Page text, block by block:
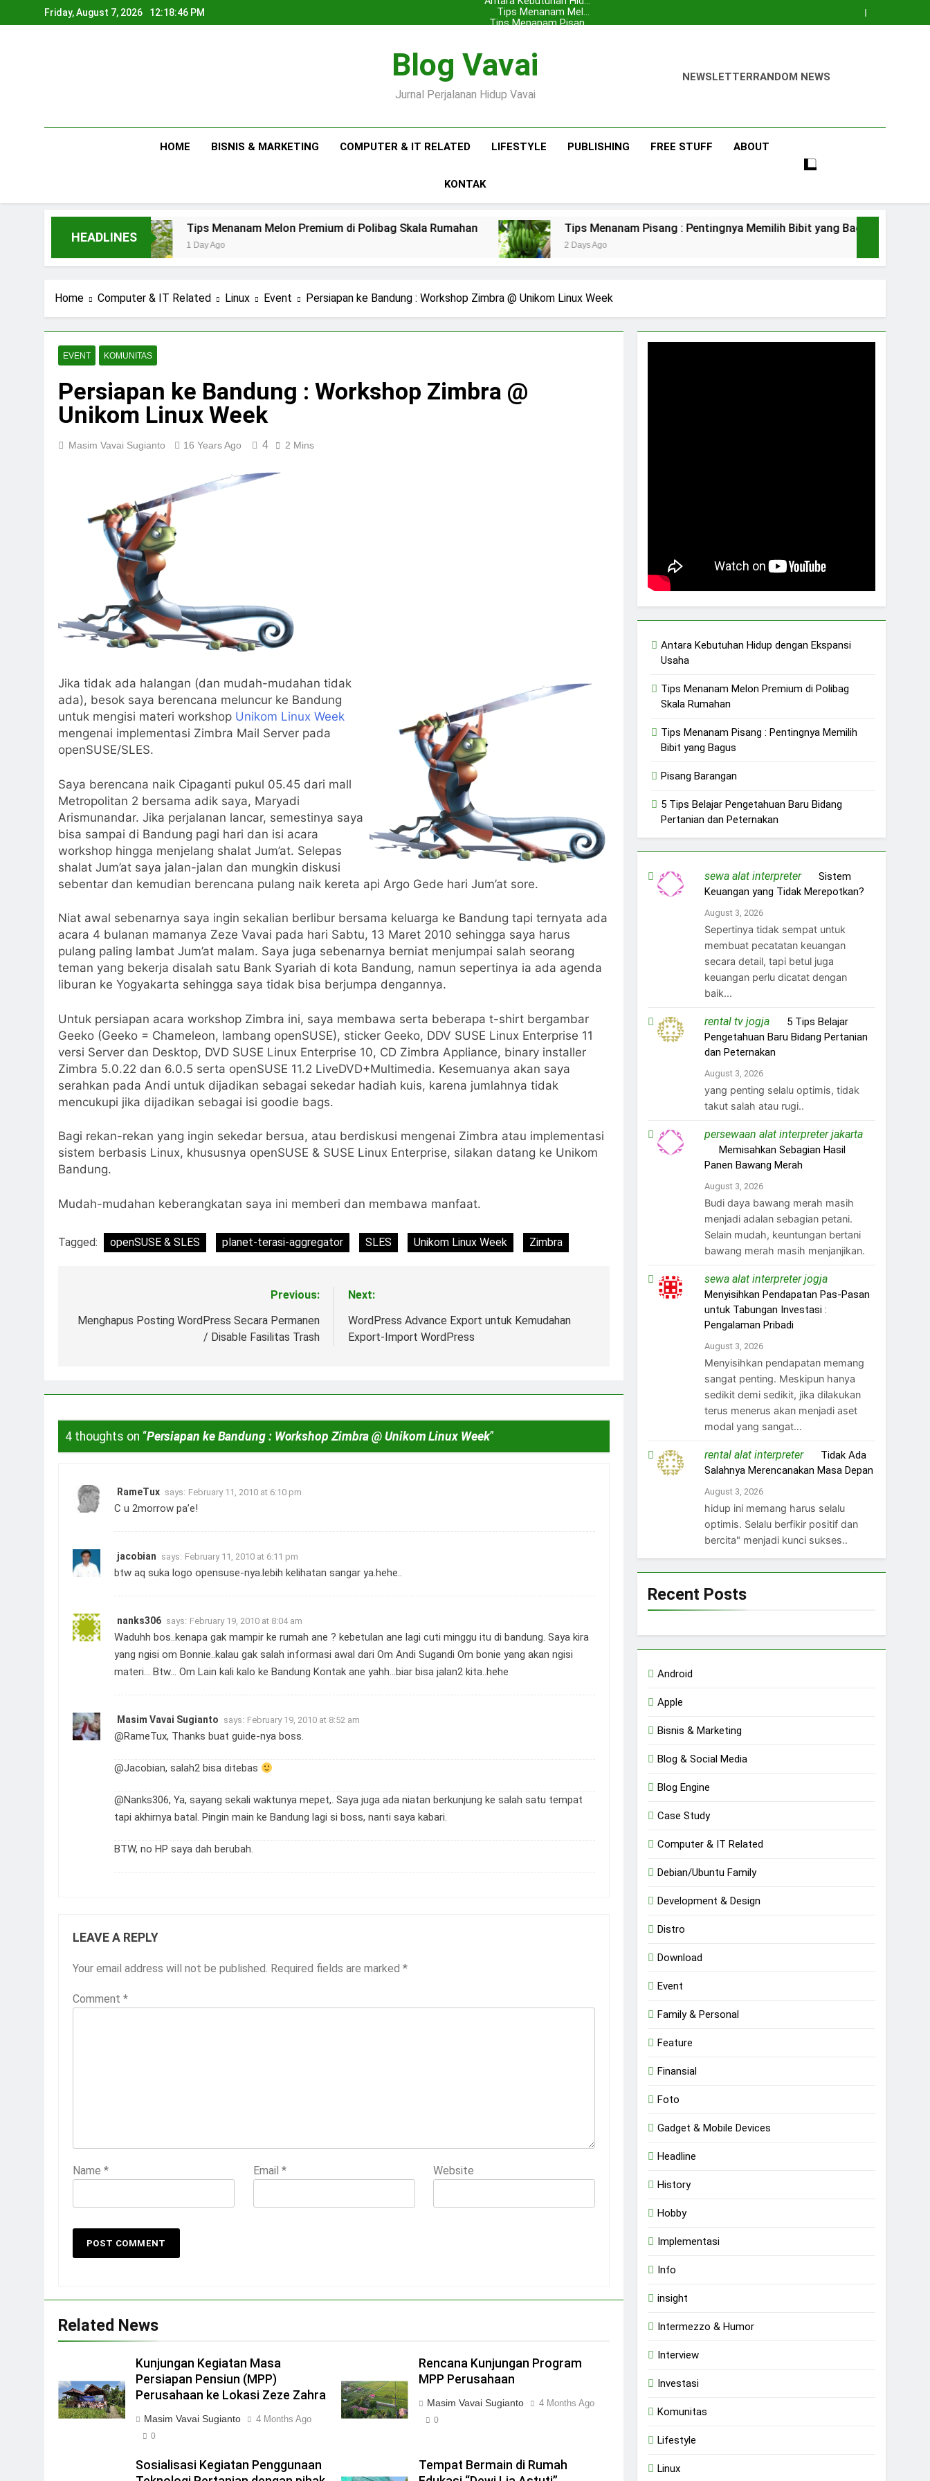
to
Friday, August 7, 2026 12:18:47 PM
dengan Ekspansi Usaha
Tips Menanam Melon
Premium di Polibag Skala
Tips Menanam Pisang :
dengan Ekspansi Usaha
Tips Menanam Melon
Premium di Polibag Skala
Tips Menanam Pisang :
Pentingnya Memilih Bibit
Pisang Barangan
Blog Vavai
Jurnal Perjalanan Hidup Vavai
NEWSLETTERRANDOM NEWS
HOME BISNIS & MARKETING COMPUTER & IT RELATED LIFESTYLE PUBLISHING FREE STUFF ABOUT
KONTAK
HEADLINES
Tips Menanam Melon Premium di Polibag Skala Rumahan
1 Day Ago
Tips Menanam Pisang : Pentingnya Memilih Bibit yang Bagus
2 Days Ago
Home Computer & IT Related Linux Event Persiapan ke Bandung : Workshop Zimbra @ Unikom Linux Week
EVENT KOMUNITAS
Persiapan ke Bandung : Workshop Zimbra @
Unikom Linux Week
Masim Vavai Sugianto 16 Years Ago 4 2 Mins
Jika tidak ada halangan (dan mudah-mudahan tidak
ada), besok saya berencana meluncur ke Bandung
untuk mengisi materi workshop Unikom Linux Week
mengenai implementasi Zimbra Mail Server pada
openSUSE/SLES.
Saya berencana naik Cipaganti pukul 05.45 dari mall
Metropolitan 2 bersama adik saya, Maryadi
Arismunandar. Jika perjalanan lancar, semestinya saya
bisa sampai di Bandung pagi hari dan isi acara
workshop hingga menjelang shalat Jum’at. Selepas
shalat Jum’at saya jalan-jalan dan mungkin diskusi
sebentar dan kemudian berencana pulang naik kereta api Argo Gede hari Jum’at sore.
Niat awal sebenarnya saya ingin sekalian berlibur bersama keluarga ke Bandung tapi ternyata ada
acara 4 bulanan mamanya Zeze Vavai pada hari Sabtu, 13 Maret 2010 sehingga saya harus
pulang paling lambat Jum’at malam. Saya juga sebenarnya berniat menjumpai salah seorang
teman yang bekerja disalah satu Bank Syariah di kota Bandung, namun sepertinya ia ada agenda
liburan ke Yogyakarta sehingga saya tidak bisa berjumpa dengannya.
Untuk persiapan acara workshop Zimbra ini, saya membawa serta beberapa t-shirt bergambar
Geeko (Geeko = Chameleon, lambang openSUSE), sticker Geeko, DDV SUSE Linux Enterprise 11
versi Server dan Desktop, DVD SUSE Linux Enterprise 10, CD Zimbra Appliance, binary installer
Zimbra 5.0.22 dan 6.0.5 serta openSUSE 11.2 LiveDVD+Multimedia. Kesemuanya akan saya
serahkan pada Andi untuk dijadikan sebagai sekedar hadiah kuis, karena jumlahnya tidak
mencukupi jika dijadikan sebagai isi goodie bags.
Bagi rekan-rekan yang ingin sekedar bersua, atau berdiskusi mengenai Zimbra atau implementasi
sistem berbasis Linux, khususnya openSUSE & SUSE Linux Enterprise, silakan datang ke Unikom
Bandung.
Mudah-mudahan keberangkatan saya ini memberi dan membawa manfaat.
Tagged: openSUSE & SLES planet-terasi-aggregator SLES Unikom Linux Week Zimbra
navigation
Previous:
Menghapus Posting WordPress Secara Permanen
/ Disable Fasilitas Trash
Next:
WordPress Advance Export untuk Kemudahan
Export-Import WordPress
4 thoughts on “Persiapan ke Bandung : Workshop Zimbra @ Unikom Linux Week”
RameTux says: February 11, 2010 at 6:10 pm
C u 2morrow pa’e!
jacobian says: February 11, 2010 at 6:11 pm
btw aq suka logo opensuse-nya.lebih kelihatan sangar ya.hehe..
nanks306 says: February 19, 2010 at 8:04 am
Waduhh bos..kenapa gak mampir ke rumah ane ? kebetulan ane lagi cuti minggu itu di bandung. Saya kira
yang ngisi om Bonnie..kalau gak salah informasi awal dari Om Andi Sugandi Om bonie yang akan ngisi
materi… Btw… Om Lain kali kalo ke Bandung Kontak ane yahh…biar bisa jalan2 kita..hehe
Masim Vavai Sugianto says: February 19, 2010 at 8:52 am
@RameTux, Thanks buat guide-nya boss.
@Jacobian, salah2 bisa ditebas
@Nanks306, Ya, sayang sekali waktunya mepet,. Saya juga ada niatan berkunjung ke salah satu tempat
tapi akhirnya batal. Pingin main ke Bandung lagi si boss, nanti saya kabari.
BTW, no HP saya dah berubah.
LEAVE A REPLY
Your email address will not be published. Required fields are marked *
Comment *
Name * Email * Website
Related News
Kunjungan Kegiatan Masa
Persiapan Pensiun (MPP)
Perusahaan ke Lokasi Zeze Zahra
Masim Vavai Sugianto 4 Months Ago
0
Rencana Kunjungan Program
MPP Perusahaan
Masim Vavai Sugianto 4 Months Ago
0
Sosialisasi Kegiatan Penggunaan
Tempat Bermain di Rumah
Antara Kebutuhan Hidup dengan Ekspansi
Usaha
Tips Menanam Melon Premium di Polibag
Skala Rumahan
Tips Menanam Pisang : Pentingnya Memilih
Bibit yang Bagus
Pisang Barangan
5 Tips Belajar Pengetahuan Baru Bidang
Pertanian dan Peternakan
sewa alat interpreteron Sistem
Keuangan yang Tidak Merepotkan?
August 3, 2026
Sepertinya tidak sempat untuk
membuat pecatatan keuangan
secara detail, tapi betul juga
keuangan perlu dicatat dengan
baik...
rental tv jogjaon 5 Tips Belajar
Pengetahuan Baru Bidang Pertanian
dan Peternakan
August 3, 2026
yang penting selalu optimis, tidak
takut salah atau rugi..
persewaan alat interpreter jakarta
Memisahkan Sebagian Hasil
Panen Bawang Merah
August 3, 2026
Budi daya bawang merah masih
menjadi adalan sebagian petani.
Selain mudah, keuntungan bertani
bawang merah masih menjanjikan.
sewa alat interpreter jogjaon
Menyisihkan Pendapatan Pas-Pasan
untuk Tabungan Investasi :
Pengalaman Pribadi
August 3, 2026
Menyisihkan pendapatan memang
sangat penting. Meskipun hanya
sedikit demi sedikit, jika dilakukan
terus menerus akan menjadi aset
modal yang sangat…
rental alat interpreteron Tidak Ada
Salahnya Merencanakan Masa Depan
August 3, 2026
hidup ini memang harus selalu
optimis. Selalu berfikir positif dan
bercita" menjadi kunci sukses..
Recent Posts
Android
Apple
Bisnis & Marketing
Blog & Social Media
Blog Engine
Case Study
Computer & IT Related
Debian/Ubuntu Family
Development & Design
Distro
Download
Event
Family & Personal
Feature
Finansial
Foto
Gadget & Mobile Devices
Headline
History
Hobby
Implementasi
Info
insight
Intermezzo & Humor
Interview
Investasi
Komunitas
Lifestyle
Linux